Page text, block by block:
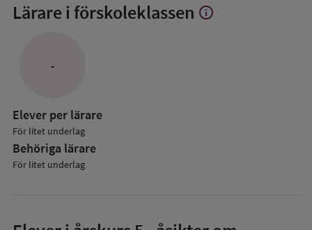
Lärare i förskoleklassen Visa
info
-
Elever per lärare
För litet underlag
Behöriga lärare
För litet underlag